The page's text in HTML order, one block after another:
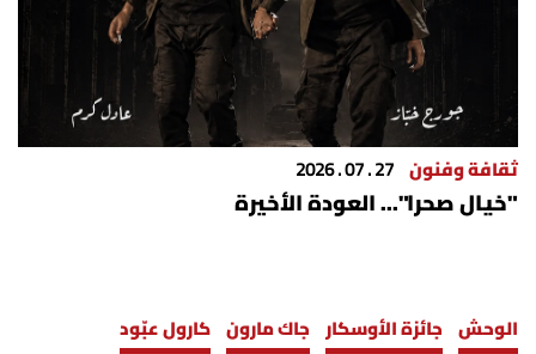
ثقافة وفنون 27 . 07 . 2026
"خيال صحرا"... العودة الأخيرة
الوحش جائزة الأوسكار جاك مارون كارول عبّود